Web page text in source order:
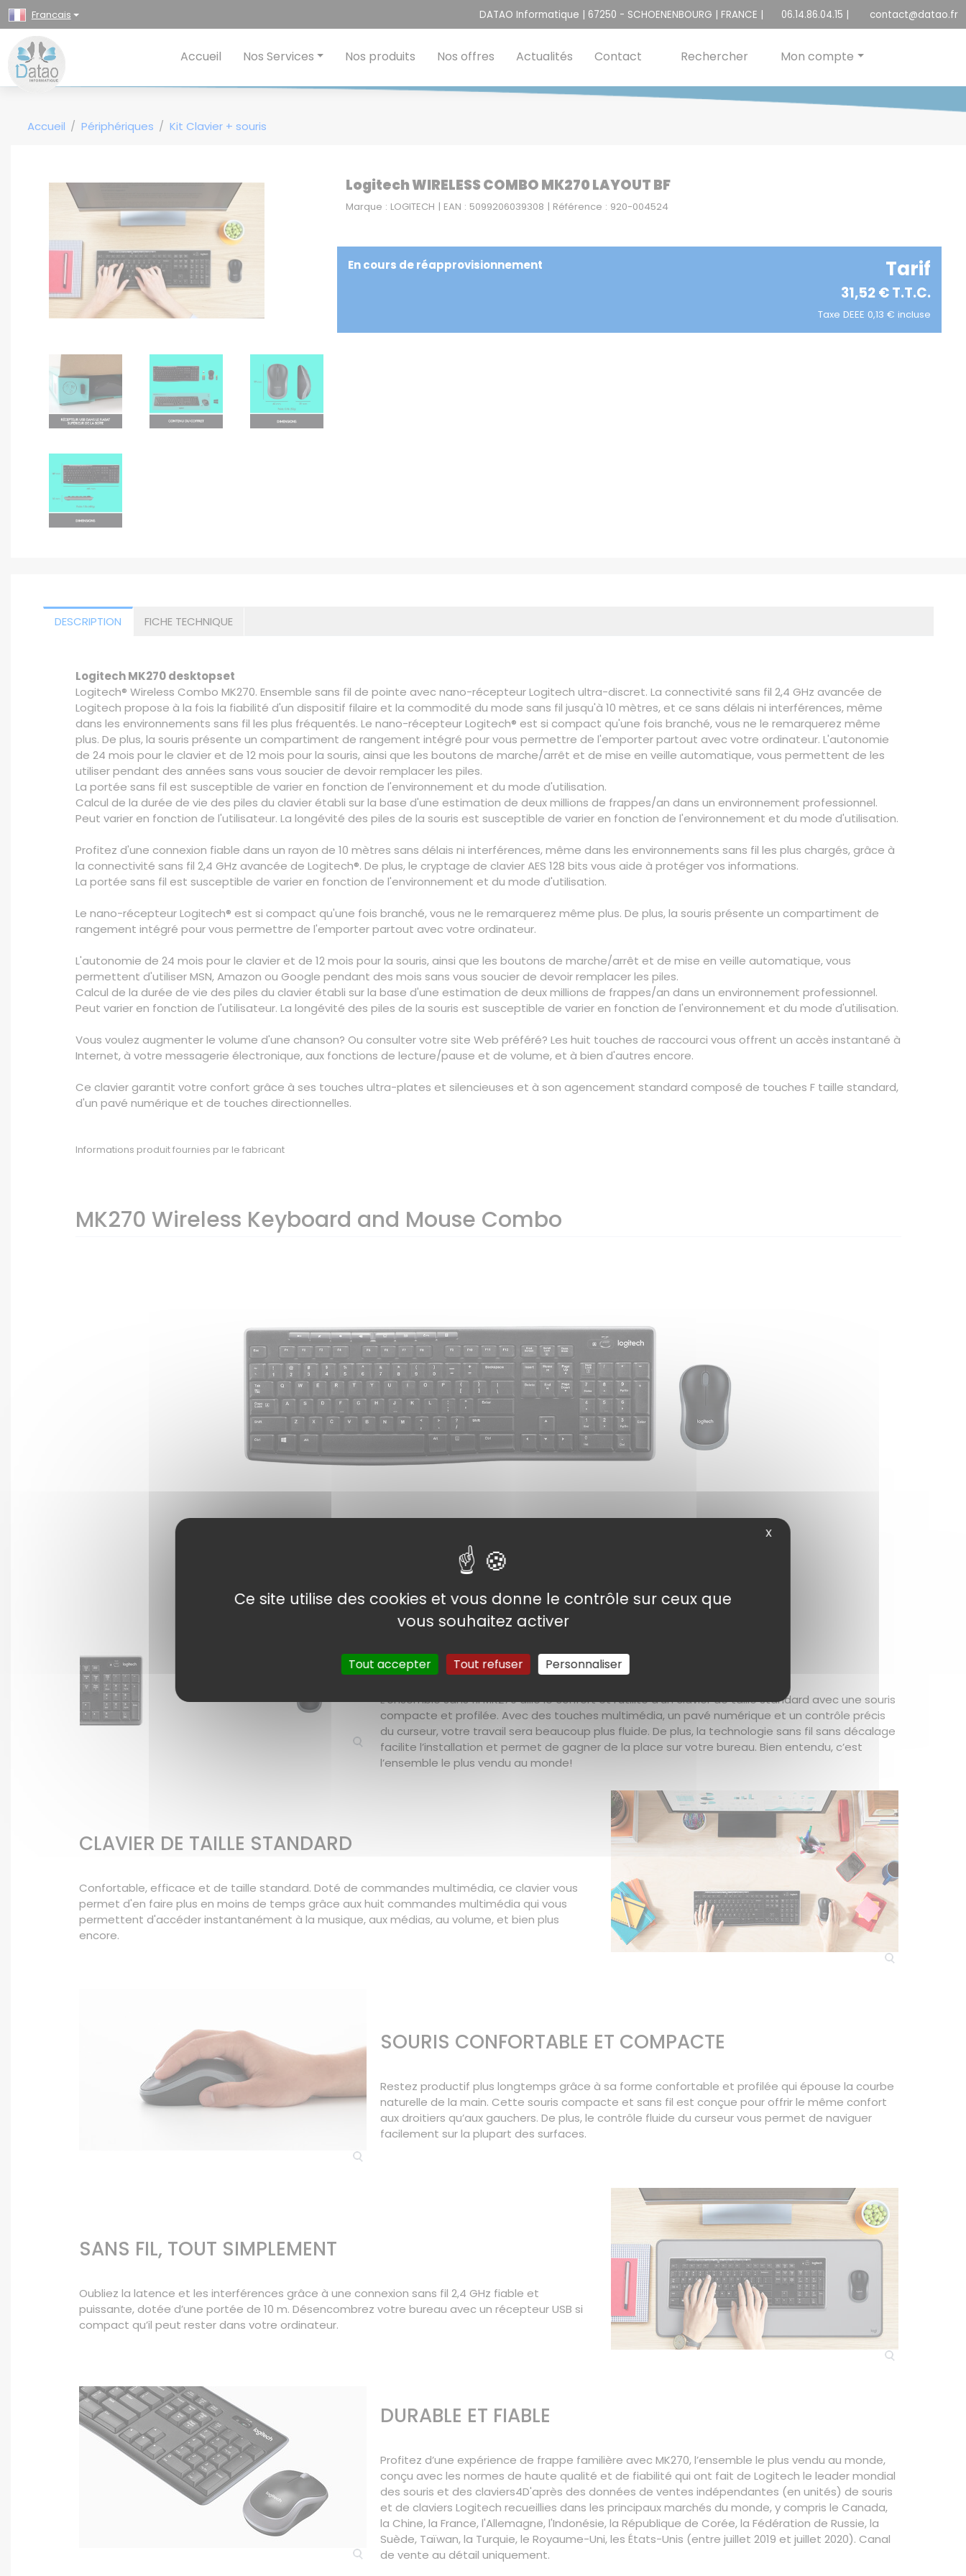
Francais DATAO Informatique | 67250 - SCHOENENBOURG | FRANCE | 06.14.86.04.15 | contact@datao.fr
Accueil Nos Services Nos produits Nos offres Actualités Contact Rechercher Mon compte
Accueil Périphériques Kit Clavier + souris
Logitech WIRELESS COMBO MK270 LAYOUT BF
Marque : LOGITECH | EAN : 5099206039308 | Référence : 920-004524
En cours de réapprovisionnement Tarif
31,52 € T.T.C.
Taxe DEEE 0,13 € incluse
DESCRIPTION FICHE TECHNIQUE
Logitech MK270 desktopset
Logitech® Wireless Combo MK270. Ensemble sans fil de pointe avec nano-récepteur Logitech ultra-discret. La connectivité sans fil 2,4 GHz avancée de
Logitech propose à la fois la fiabilité d'un dispositif filaire et la commodité du mode sans fil jusqu'à 10 mètres, et ce sans délais ni interférences, même
dans les environnements sans fil les plus fréquentés. Le nano-récepteur Logitech® est si compact qu'une fois branché, vous ne le remarquerez même
plus. De plus, la souris présente un compartiment de rangement intégré pour vous permettre de l'emporter partout avec votre ordinateur. L'autonomie
de 24 mois pour le clavier et de 12 mois pour la souris, ainsi que les boutons de marche/arrêt et de mise en veille automatique, vous permettent de les
utiliser pendant des années sans vous soucier de devoir remplacer les piles.
La portée sans fil est susceptible de varier en fonction de l'environnement et du mode d'utilisation.
Calcul de la durée de vie des piles du clavier établi sur la base d'une estimation de deux millions de frappes/an dans un environnement professionnel.
Peut varier en fonction de l'utilisateur. La longévité des piles de la souris est susceptible de varier en fonction de l'environnement et du mode d'utilisation.
Profitez d'une connexion fiable dans un rayon de 10 mètres sans délais ni interférences, même dans les environnements sans fil les plus chargés, grâce à
la connectivité sans fil 2,4 GHz avancée de Logitech®. De plus, le cryptage de clavier AES 128 bits vous aide à protéger vos informations.
La portée sans fil est susceptible de varier en fonction de l'environnement et du mode d'utilisation.
Le nano-récepteur Logitech® est si compact qu'une fois branché, vous ne le remarquerez même plus. De plus, la souris présente un compartiment de
rangement intégré pour vous permettre de l'emporter partout avec votre ordinateur.
L'autonomie de 24 mois pour le clavier et de 12 mois pour la souris, ainsi que les boutons de marche/arrêt et de mise en veille automatique, vous
permettent d'utiliser MSN, Amazon ou Google pendant des mois sans vous soucier de devoir remplacer les piles.
Calcul de la durée de vie des piles du clavier établi sur la base d'une estimation de deux millions de frappes/an dans un environnement professionnel.
Peut varier en fonction de l'utilisateur. La longévité des piles de la souris est susceptible de varier en fonction de l'environnement et du mode d'utilisation.
Vous voulez augmenter le volume d'une chanson? Ou consulter votre site Web préféré? Les huit touches de raccourci vous offrent un accès instantané à
Internet, à votre messagerie électronique, aux fonctions de lecture/pause et de volume, et à bien d'autres encore.
Ce clavier garantit votre confort grâce à ses touches ultra-plates et silencieuses et à son agencement standard composé de touches F taille standard,
d'un pavé numérique et de touches directionnelles.
Informations produit fournies par le fabricant
MK270 Wireless Keyboard and Mouse Combo
L’ENSEMBLE SANS FIL NUMÉRO UN
L’ensemble sans fil MK270 allie le confort et l’utilité d’un clavier de taille standard avec une souris
compacte et profilée. Avec des touches multimédia, un pavé numérique et un contrôle précis
du curseur, votre travail sera beaucoup plus fluide. De plus, la technologie sans fil sans décalage
facilite l’installation et permet de gagner de la place sur votre bureau. Bien entendu, c’est
l’ensemble le plus vendu au monde!
CLAVIER DE TAILLE STANDARD
Confortable, efficace et de taille standard. Doté de commandes multimédia, ce clavier vous
permet d'en faire plus en moins de temps grâce aux huit commandes multimédia qui vous
permettent d'accéder instantanément à la musique, aux médias, au volume, et bien plus
encore.
SOURIS CONFORTABLE ET COMPACTE
Restez productif plus longtemps grâce à sa forme confortable et profilée qui épouse la courbe
naturelle de la main. Cette souris compacte et sans fil est conçue pour offrir le même confort
aux droitiers qu’aux gauchers. De plus, le contrôle fluide du curseur vous permet de naviguer
facilement sur la plupart des surfaces.
SANS FIL, TOUT SIMPLEMENT
Oubliez la latence et les interférences grâce à une connexion sans fil 2,4 GHz fiable et
puissante, dotée d’une portée de 10 m. Désencombrez votre bureau avec un récepteur USB si
compact qu’il peut rester dans votre ordinateur.
DURABLE ET FIABLE
Profitez d’une expérience de frappe familière avec MK270, l’ensemble le plus vendu au monde,
conçu avec les normes de haute qualité et de fiabilité qui ont fait de Logitech le leader mondial
des souris et des claviers4D'après des données de ventes indépendantes (en unités) de souris
et de claviers Logitech recueillies dans les principaux marchés du monde, y compris le Canada,
la Chine, la France, l'Allemagne, l'Indonésie, la République de Corée, la Fédération de Russie, la
Suède, Taïwan, la Turquie, le Royaume-Uni, les États-Unis (entre juillet 2019 et juillet 2020). Canal
de vente au détail uniquement.
Panneau de gestion des cookies
X
Ce site utilise des cookies et vous donne le contrôle sur ceux que
vous souhaitez activer
Tout accepter Tout refuser Personnaliser